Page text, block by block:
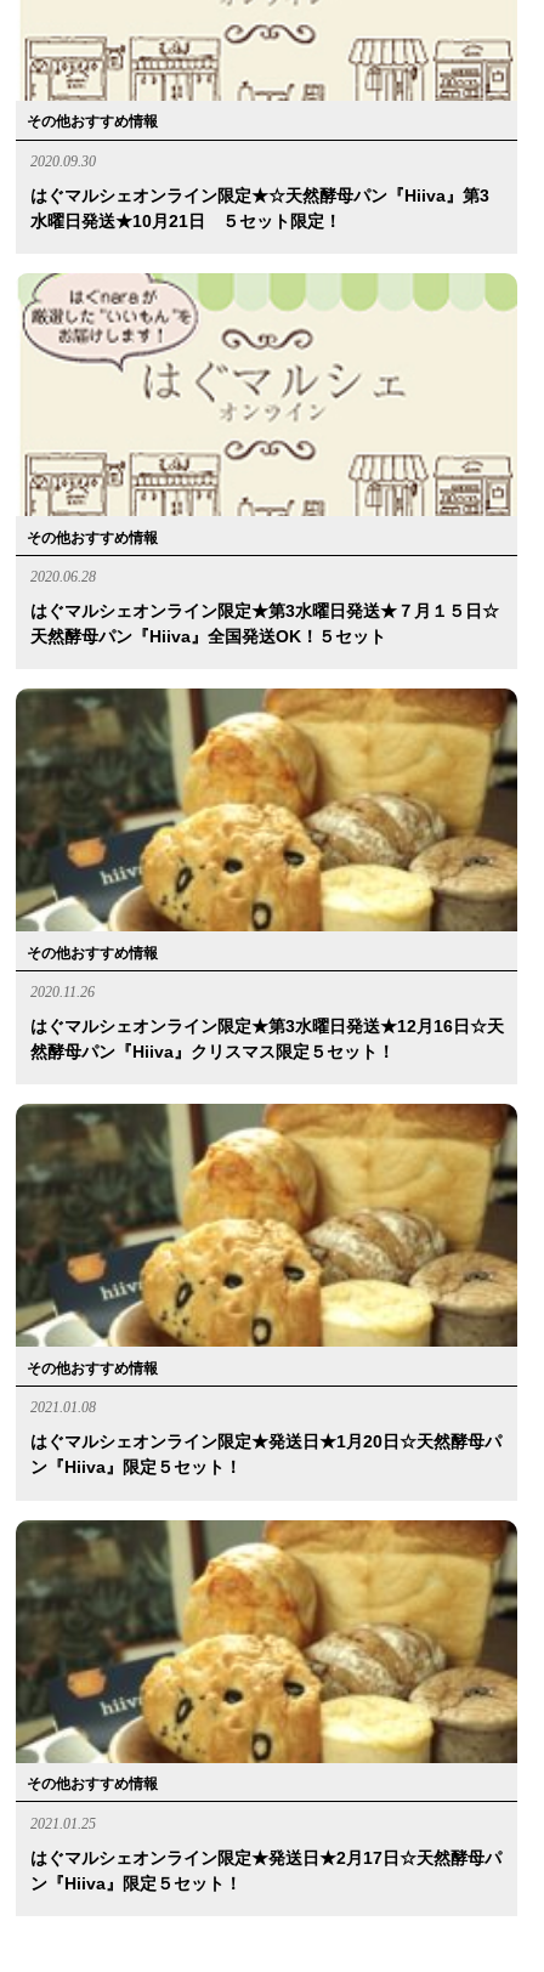
その他おすすめ情報
2020.09.30
はぐマルシェオンライン限定★☆天然酵母パン『hiiva』第3
水曜日発送★10月21日 ５セット限定！
その他おすすめ情報
2020.06.28
はぐマルシェオンライン限定★第3水曜日発送★７月１５日☆
天然酵母パン『hiiva』全国発送OK！５セット
その他おすすめ情報
2020.11.26
はぐマルシェオンライン限定★第3水曜日発送★12月16日☆天
然酵母パン『hiiva』クリスマス限定５セット！
その他おすすめ情報
2021.01.08
はぐマルシェオンライン限定★発送日★1月20日☆天然酵母パ
ン『hiiva』限定５セット！
その他おすすめ情報
2021.01.25
はぐマルシェオンライン限定★発送日★2月17日☆天然酵母パ
ン『hiiva』限定５セット！